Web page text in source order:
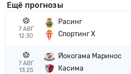
Ещё прогнозы
7 АВГ
12:30
Расинг
Спортинг Х
7 АВГ
13:25
Йокогама Маринос
Касима